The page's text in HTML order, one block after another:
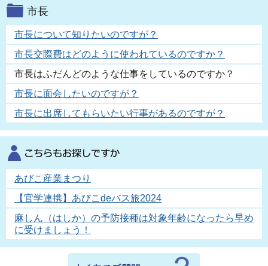
市長
市長について知りたいのですが？
市長交際費はどのように使われているのですか？
市長はふだんどのような仕事をしているのですか？
市長に面会したいのですが？
市長に出席してもらいたい行事があるのですが？
あびこ産業まつり
【官学連携】あびこdeバス旅2024
麻しん（はしか）の予防接種は対象年齢になったら早め
に受けましょう！